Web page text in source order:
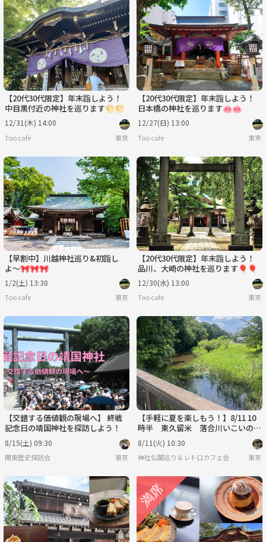
【20代30代限定】年末詣しよう！
中目黒付近の神社を巡ります🌕🌕
12/31(木) 14:00
Too cafe 東京
【20代30代限定】年末詣しよう！
日本橋の神社を巡ります🐽🐽
12/27(日) 13:00
Too cafe 東京
【早割中】川越神社巡り&初詣し
よ〜🎀🎀🎀
1/2(土) 13:30
Too cafe 東京
【20代30代限定】年末詣しよう！
品川、大崎の神社を巡ります🎈🎈
12/30(水) 13:00
Too cafe 東京
【交錯する価値観の現場へ】 終戦
記念日の靖国神社を探訪しよう！
8/15(土) 09:30
関東歴史探訪会 東京
【手軽に夏を楽しもう！】8/11 10
時半 東久留米 落合川いこいの水
辺～南沢氷川神社！【常連の方参加
費還元！】
8/11(火) 10:30
神社仏閣巡り＆レトロカフェ会 東京